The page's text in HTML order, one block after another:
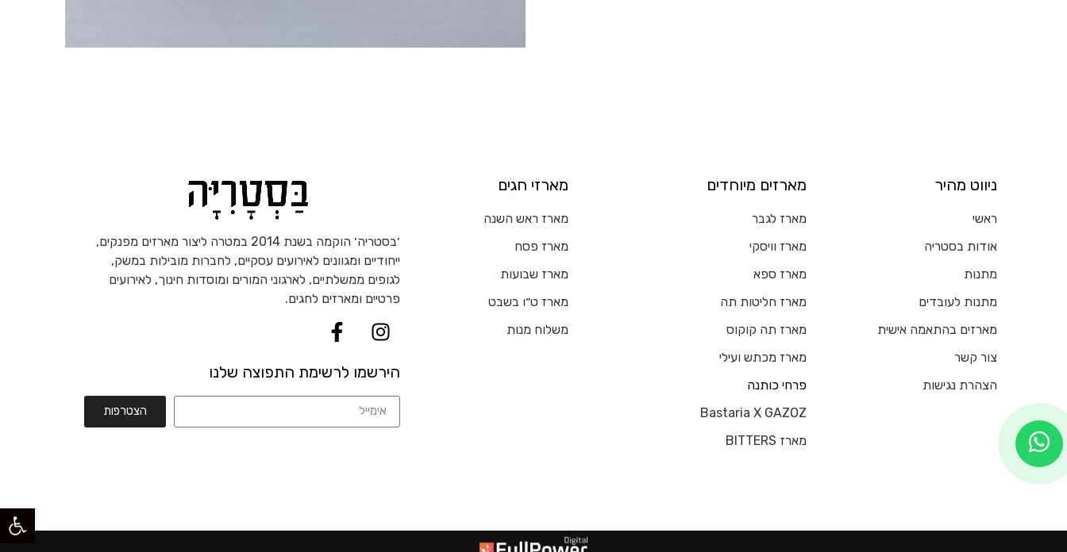
פתח
ניווט מהיר
ראשי
אודות בסטריה
מתנות
מתנות לעובדים
מארזים בהתאמה אישית
צור קשר
הצהרת נגישות
מארזים מיוחדים
מארז לגבר
מארז וויסקי
מארז ספא
מארז חליטות תה
מארז תה קוקוס
מארז מכתש ועילי
פרחי כותנה
Bastaria X GAZOZ
מארז BITTERS
מארזי חגים
מארז ראש השנה
מארז פסח
מארז שבועות
מארז ט״ו בשבט
משלוח מנות
׳בסטריה׳ הוקמה בשנת 2014 במטרה ליצור מארזים מפנקים,
ייחודיים ומגוונים לאירועים עסקיים, לחברות מובילות במשק,
לגופים ממשלתיים, לארגוני המורים ומוסדות חינוך, לאירועים
פרטיים ומארזים לחגים.
הירשמו לרשימת התפוצה שלנו
הצטרפות